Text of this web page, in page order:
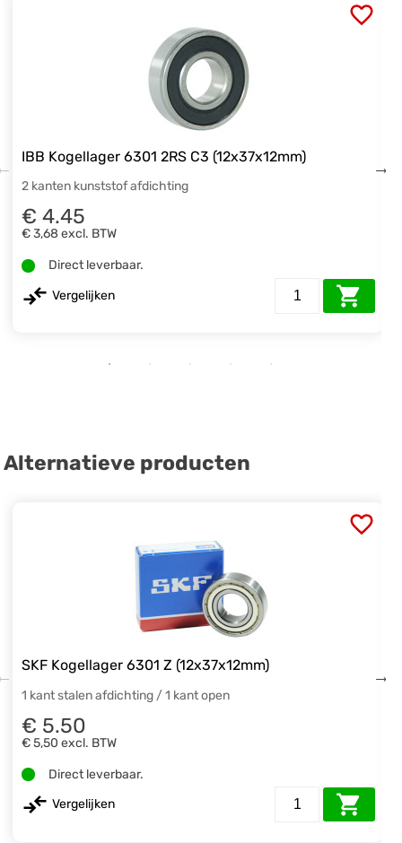
IBB Kogellager 6301 2RS C3 (12x37x12mm)
2 kanten kunststof afdichting
€ 4.45
€ 3,68 excl. BTW
Direct leverbaar.
Vergelijken
Alternatieve producten
SKF Kogellager 6301 Z (12x37x12mm)
1 kant stalen afdichting / 1 kant open
€ 5.50
€ 5,50 excl. BTW
Direct leverbaar.
Vergelijken